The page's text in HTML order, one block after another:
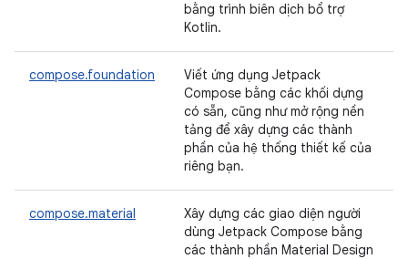
bằng trình biên dịch bổ trợ
Kotlin.
compose.foundation
Viết ứng dụng Jetpack
Compose bằng các khối dựng
có sẵn, cũng như mở rộng nền
tảng để xây dựng các thành
phần của hệ thống thiết kế của
riêng bạn.
compose.material
Xây dựng các giao diện người
dùng Jetpack Compose bằng
các thành phần Material Design